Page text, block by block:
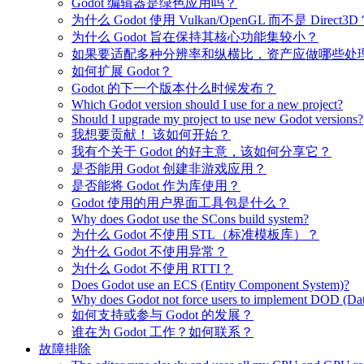
Godot 编辑器是绿色应用吗？
为什么 Godot 使用 Vulkan/OpenGL 而不是 Direct3D
为什么 Godot 旨在保持其核心功能集较小？
如果要适配多种分辨率和纵横比，资产应做哪些处
如何扩展 Godot？
Godot 的下一个版本什么时候发布？
Which Godot version should I use for a new project?
Should I upgrade my project to use new Godot versions?
我想要贡献！ 该如何开始？
我有个关于 Godot 的好主意，该如何分享它？
是否能用 Godot 创建非游戏应用？
是否能将 Godot 作为库使用？
Godot 使用的用户界面工具包是什么？
Why does Godot use the SCons build system?
为什么 Godot 不使用 STL（标准模板库）？
为什么 Godot 不使用异常？
为什么 Godot 不使用 RTTI？
Does Godot use an ECS (Entity Component System)?
Why does Godot not force users to implement DOD
如何支持或参与 Godot 的发展？
谁在为 Godot 工作？如何联系？
故障排除